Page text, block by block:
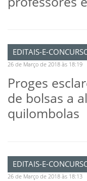
EDITAIS-E-
26 de Março de 2018 às 18:19
Proges
de bolsas a
quilombolas
EDITAIS-E-
26 de Março de 2018 às 18:13